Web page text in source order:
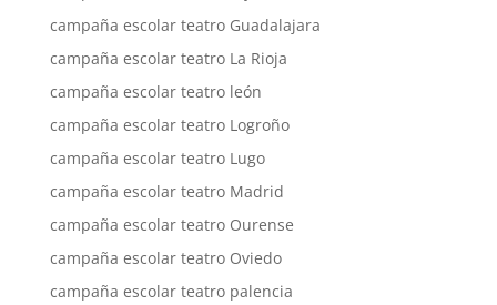
campaña escolar teatro Guadalajara
campaña escolar teatro La Rioja
campaña escolar teatro león
campaña escolar teatro Logroño
campaña escolar teatro Lugo
campaña escolar teatro Madrid
campaña escolar teatro Ourense
campaña escolar teatro Oviedo
campaña escolar teatro palencia